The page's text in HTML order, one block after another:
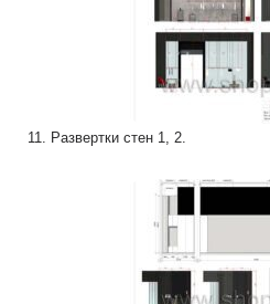
11. Развертки стен 1, 2.